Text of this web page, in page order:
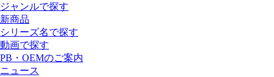
ジャンルで探す
新商品
シリーズ名で探す
動画で探す
PB・OEMのご案内
ニュース